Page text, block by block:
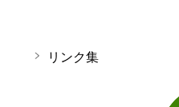
リンク集